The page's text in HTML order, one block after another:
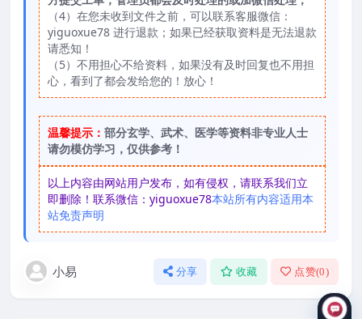
（4）在您未收到文件之前，可以联系客服微信：
yiguoxue78 进行退款；如果已经获取资料是无法退款
请悉知！
（5）不用担心不给资料，如果没有及时回复也不用担
心，看到了都会发给您的！放心！
温馨提示： 部分玄学、武术、医学等资料非专业人士
请勿模仿学习，仅供参考！
以上内容由网站用户发布，如有侵权，请联系我们立
即删除！联系微信：yiguoxue78本站所有内容适用本
站免责声明
小易 分享 收藏 点赞(0)